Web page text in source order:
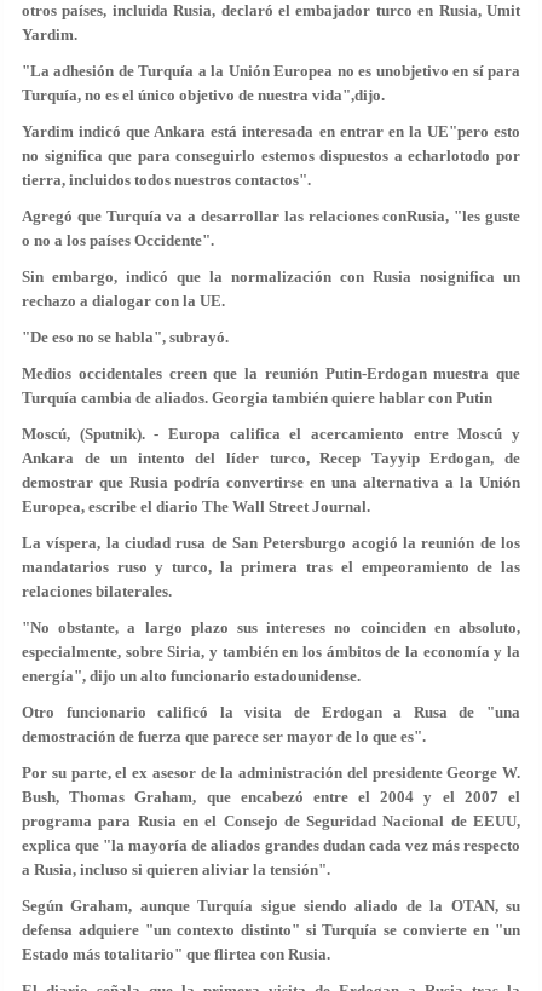
otros países, incluida Rusia, declaró el embajador turco en Rusia, Umit
Yardim.
"La adhesión de Turquía a la Unión Europea no es unobjetivo en sí para
Turquía, no es el único objetivo de nuestra vida",dijo.
Yardim indicó que Ankara está interesada en entrar en la UE"pero esto
no significa que para conseguirlo estemos dispuestos a echarlotodo por
tierra, incluidos todos nuestros contactos".
Agregó que Turquía va a desarrollar las relaciones conRusia, "les guste
o no a los países Occidente".
Sin embargo, indicó que la normalización con Rusia nosignifica un
rechazo a dialogar con la UE.
"De eso no se habla", subrayó.
Medios occidentales creen que la reunión Putin-Erdogan muestra que
Turquía cambia de aliados. Georgia también quiere hablar con Putin
Moscú, (Sputnik). - Europa califica el acercamiento entre Moscú y
Ankara de un intento del líder turco, Recep Tayyip Erdogan, de
demostrar que Rusia podría convertirse en una alternativa a la Unión
Europea, escribe el diario The Wall Street Journal.
La víspera, la ciudad rusa de San Petersburgo acogió la reunión de los
mandatarios ruso y turco, la primera tras el empeoramiento de las
relaciones bilaterales.
"No obstante, a largo plazo sus intereses no coinciden en absoluto,
especialmente, sobre Siria, y también en los ámbitos de la economía y la
energía", dijo un alto funcionario estadounidense.
Otro funcionario calificó la visita de Erdogan a Rusa de "una
demostración de fuerza que parece ser mayor de lo que es".
Por su parte, el ex asesor de la administración del presidente George W.
Bush, Thomas Graham, que encabezó entre el 2004 y el 2007 el
programa para Rusia en el Consejo de Seguridad Nacional de EEUU,
explica que "la mayoría de aliados grandes dudan cada vez más respecto
a Rusia, incluso si quieren aliviar la tensión".
Según Graham, aunque Turquía sigue siendo aliado de la OTAN, su
defensa adquiere "un contexto distinto" si Turquía se convierte en "un
Estado más totalitario" que flirtea con Rusia.